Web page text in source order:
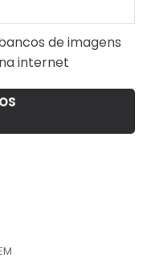
Feitas com
para
Impacto
à sua
seu evento
e impacto
de imagens
internet